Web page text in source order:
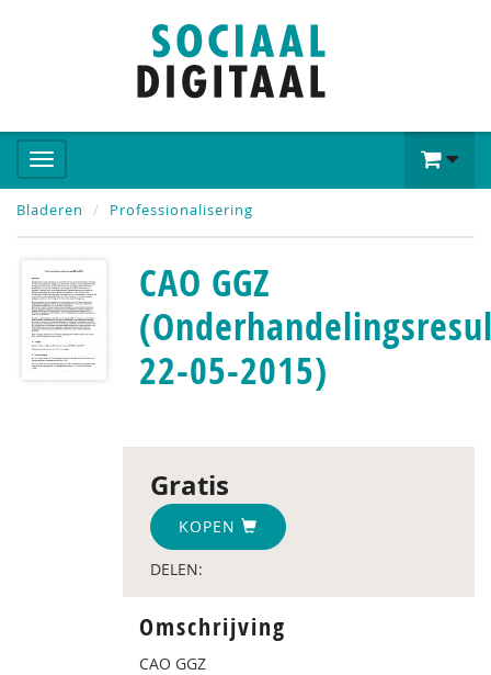
Bladeren Professionalisering
CAO GGZ
22-05-2015)
Gratis
KOPEN
DELEN:
Omschrijving
CAO GGZ